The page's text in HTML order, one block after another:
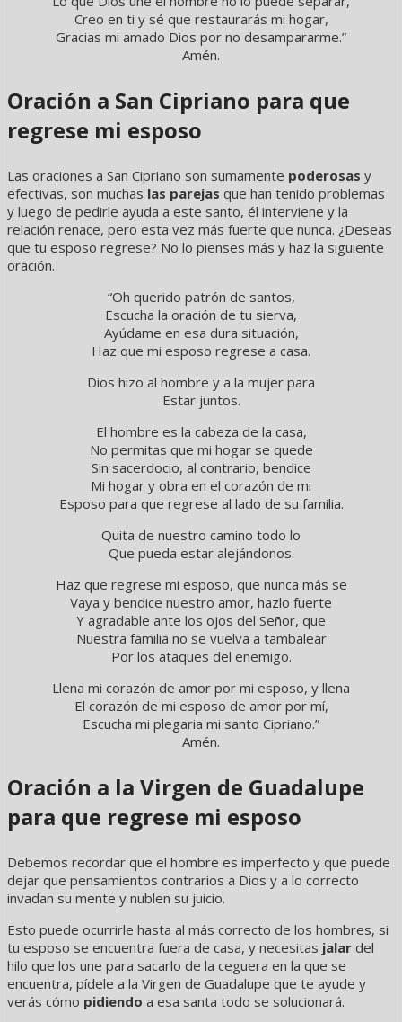
Creo en ti y sé que restaurarás mi hogar,
Gracias mi amado Dios por no desampararme.”
Amén.
Oración a San Cipriano para que
regrese mi esposo
Las oraciones a San Cipriano son sumamente poderosas y
efectivas, son muchas las parejas que han tenido problemas
y luego de pedirle ayuda a este santo, él interviene y la
relación renace, pero esta vez más fuerte que nunca. ¿Deseas
que tu esposo regrese? No lo pienses más y haz la siguiente
oración.
“Oh querido patrón de santos,
Escucha la oración de tu sierva,
Ayúdame en esa dura situación,
Haz que mi esposo regrese a casa.
Dios hizo al hombre y a la mujer para
Estar juntos.
El hombre es la cabeza de la casa,
No permitas que mi hogar se quede
Sin sacerdocio, al contrario, bendice
Mi hogar y obra en el corazón de mi
Esposo para que regrese al lado de su familia.
Quita de nuestro camino todo lo
Que pueda estar alejándonos.
Haz que regrese mi esposo, que nunca más se
Vaya y bendice nuestro amor, hazlo fuerte
Y agradable ante los ojos del Señor, que
Nuestra familia no se vuelva a tambalear
Por los ataques del enemigo.
Llena mi corazón de amor por mi esposo, y llena
El corazón de mi esposo de amor por mí,
Escucha mi plegaria mi santo Cipriano.”
Amén.
Oración a la Virgen de Guadalupe
para que regrese mi esposo
Debemos recordar que el hombre es imperfecto y que puede
dejar que pensamientos contrarios a Dios y a lo correcto
invadan su mente y nublen su juicio.
Esto puede ocurrirle hasta al más correcto de los hombres, si
tu esposo se encuentra fuera de casa, y necesitas jalar del
hilo que los une para sacarlo de la ceguera en la que se
encuentra, pídele a la Virgen de Guadalupe que te ayude y
verás cómo pidiendo a esa santa todo se solucionará.